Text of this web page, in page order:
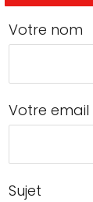
Votre nom
Votre email
Sujet